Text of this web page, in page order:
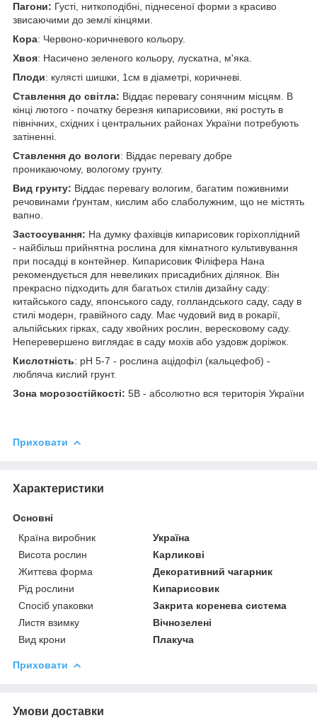
Пагони: Густі, ниткоподібні, піднесеної форми з красиво
звисаючими до землі кінцями.
Кора: Червоно-коричневого кольору.
Хвоя: Насичено зеленого кольору, лускатна, м'яка.
Плоди: кулясті шишки, 1см в діаметрі, коричневі.
Ставлення до світла: Віддає перевагу сонячним місцям. В
кінці лютого - початку березня кипарисовики, які ростуть в
північних, східних і центральних районах України потребують
затіненні.
Ставлення до вологи: Віддає перевагу добре
проникаючому, вологому грунту.
Вид грунту: Віддає перевагу вологим, багатим поживними
речовинами ґрунтам, кислим або слаболужним, що не містять
вапно.
Застосування: На думку фахівців кипарисовик горіхоплідний
- найбільш прийнятна рослина для кімнатного культивування
при посадці в контейнер. Кипарисовик Філіфера Нана
рекомендується для невеликих присадибних ділянок. Він
прекрасно підходить для багатьох стилів дизайну саду:
китайського саду, японського саду, голландського саду, саду в
стилі модерн, гравійного саду. Має чудовий вид в рокарії,
альпійських гірках, саду хвойних рослин, вересковому саду.
Неперевершено виглядає в саду мохів або уздовж доріжок.
Кислотність: рН 5-7 - рослина ацідофіл (кальцефоб) -
любляча кислий грунт.
Зона морозостійкості: 5В - абсолютно вся територія України
Приховати
Характеристики
Основні
Країна виробник
Україна
Висота рослин
Карликові
Життєва форма
Декоративний чагарник
Рід рослини
Кипарисовик
Спосіб упаковки
Закрита коренева система
Листя взимку
Вічнозелені
Вид крони
Плакуча
Приховати
Умови доставки